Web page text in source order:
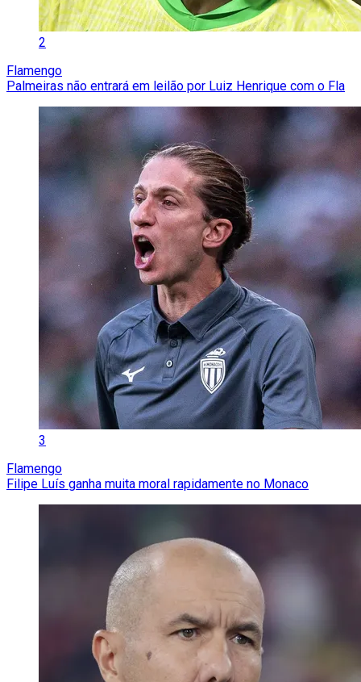
2
Flamengo
Palmeiras não entrará em leilão por Luiz Henrique com o Fla
3
Flamengo
Filipe Luís ganha muita moral rapidamente no Monaco